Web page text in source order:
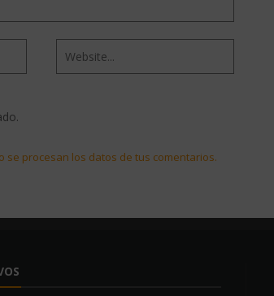
se procesan los datos de tus comentarios.